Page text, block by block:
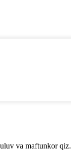
va maftunkor qiz.